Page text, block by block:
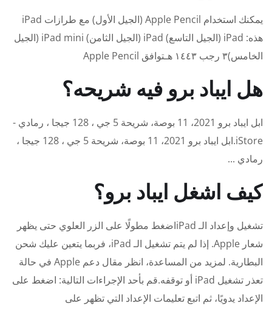
يمكنك استخدام Apple Pencil (الجيل الأول) مع طرازات iPad
هذه: iPad (الجيل التاسع) iPad (الجيل الثامن) iPad mini (الجيل
الخامس)٣ رجب ١٤٤٣ هـتوافق Apple Pencil
هل ايباد برو فيه شريحه؟
ابل ايباد برو 2021، 11 بوصة، شريحة 5 جي ، 128 جيجا ، رمادي -
iStore.ابل ايباد برو 2021، 11 بوصة، شريحة 5 جي ، 128 جيجا ،
رمادي ...
كيف اشغل ايباد برو؟
تشغيل وإعداد الـ iPadاضغط مطولًا على الزر العلوي حتى يظهر
شعار Apple. إذا لم يتم تشغيل الـ iPad، فربما يتعين عليك شحن
البطارية. لمزيد من المساعدة، انظر مقال دعم Apple في حالة
تعذر تشغيل iPad أو توقفه.قم بأحد الإجراءات التالية: اضغط على
الإعداد يدويًا، ثم اتبع تعليمات الإعداد التي تظهر على